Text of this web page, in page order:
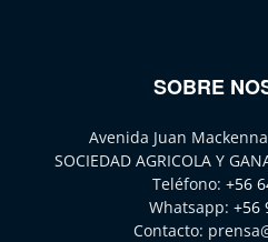
SOBRE
Avenida Juan
SOCIEDAD AGRICOLA Y
Teléfono: +56
Whatsapp: +56
Contacto: